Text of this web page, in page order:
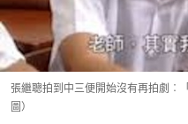
張繼聰拍到中三便開始沒有再拍劇︰
圖）